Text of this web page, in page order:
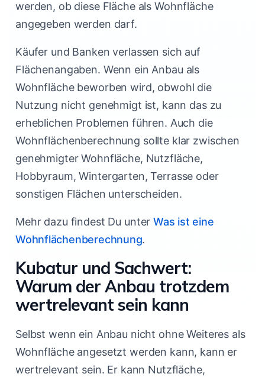
werden, ob diese Fläche als Wohnfläche
angegeben werden darf.
Käufer und Banken verlassen sich auf
Flächenangaben. Wenn ein Anbau als
Wohnfläche beworben wird, obwohl die
Nutzung nicht genehmigt ist, kann das zu
erheblichen Problemen führen. Auch die
Wohnflächenberechnung sollte klar zwischen
genehmigter Wohnfläche, Nutzfläche,
Hobbyraum, Wintergarten, Terrasse oder
sonstigen Flächen unterscheiden.
Mehr dazu findest Du unterWas ist eine
Wohnflächenberechnung.
Kubatur und Sachwert:
Warum der Anbau trotzdem
wertrelevant sein kann
Selbst wenn ein Anbau nicht ohne Weiteres als
Wohnfläche angesetzt werden kann, kann er
wertrelevant sein. Er kann Nutzfläche,